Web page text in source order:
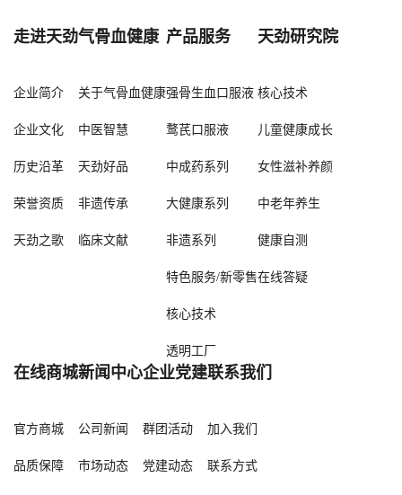
走进天劲
企业简介
企业文化
历史沿革
荣誉资质
天劲之歌
气骨血健康
关于气骨血健康
中医智慧
天劲好品
非遗传承
临床文献
产品服务
强骨生血口服液
鹜芪口服液
中成药系列
大健康系列
非遗系列
特色服务/新零售
核心技术
透明工厂
天劲研究院
核心技术
儿童健康成长
女性滋补养颜
中老年养生
健康自测
在线答疑
在线商城
官方商城
品质保障
新闻中心
公司新闻
市场动态
企业党建
群团活动
党建动态
联系我们
加入我们
联系方式